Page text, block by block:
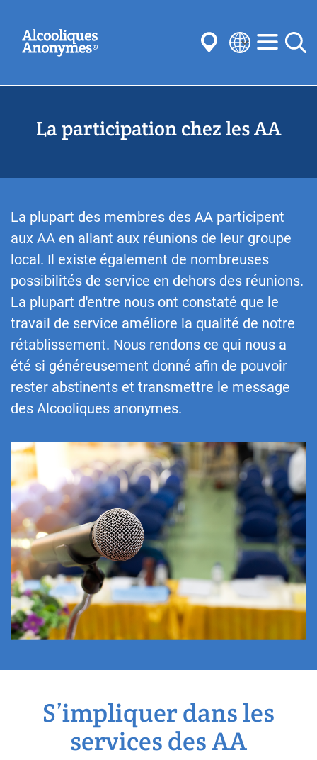
contenu
principal
Recherchez
Soumettre
Souvent recherché:
Select
language
La participation chez les AA
La plupart des membres des AA participent
aux AA en allant aux réunions de leur groupe
local. Il existe également de nombreuses
possibilités de service en dehors des réunions.
La plupart d'entre nous ont constaté que le
travail de service améliore la qualité de notre
rétablissement. Nous rendons ce qui nous a
été si généreusement donné afin de pouvoir
rester abstinents et transmettre le message
des Alcooliques anonymes.
S’impliquer dans les
services des AA